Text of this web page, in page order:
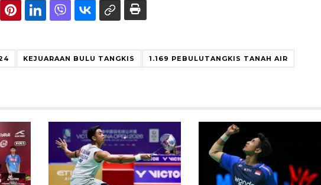
KEJUARAAN BULU TANGKIS 1.169 PEBULUTANGKIS TANAH AIR